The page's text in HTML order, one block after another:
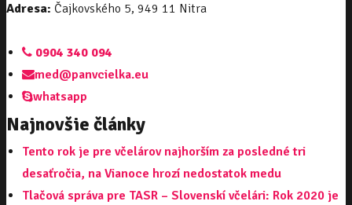
Adresa: Čajkovského 5, 949 11 Nitra
0904 340 094
med@panvcielka.eu
whatsapp
Najnovšie články
Tento rok je pre včelárov najhorším za posledné tri
desaťročia, na Vianoce hrozí nedostatok medu
Tlačová správa pre TASR – Slovenskí včelári: Rok 2020 je